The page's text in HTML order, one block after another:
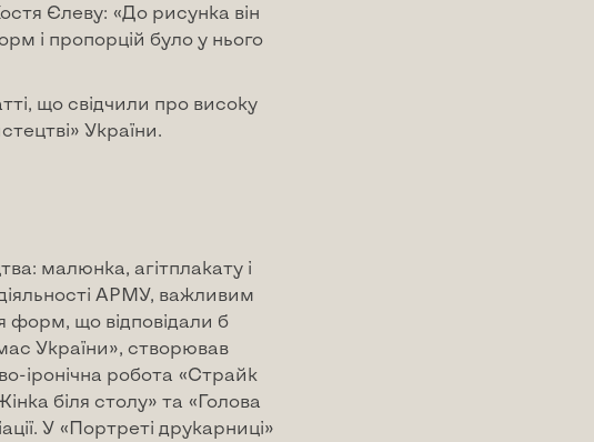
Єлеву: «До рисунка він
і пропорцій було у нього
що свідчили про високу
України.
малюнка, агітплакату і
АРМУ, важливим
форм, що відповідали б
України», створював
іронічна робота «Страйк
біля столу» та «Голова
У «Портреті друкарниці»